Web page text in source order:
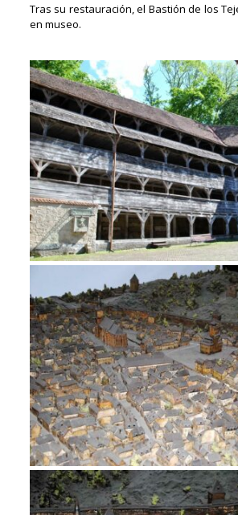
Tras su restauración, el Bastión de los
en museo.